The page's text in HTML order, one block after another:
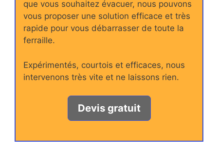
que vous souhaitez évacuer, nous pouvons
vous proposer une solution efficace et très
rapide pour vous débarrasser de toute la
ferraille.
Expérimentés, courtois et efficaces, nous
intervenons très vite et ne laissons rien.
Devis gratuit